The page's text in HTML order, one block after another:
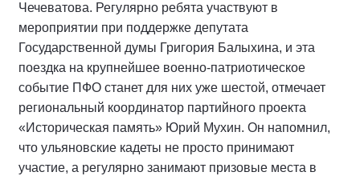
Чечеватова. Регулярно ребята участвуют в
мероприятии при поддержке депутата
Государственной думы Григория Балыхина, и эта
поездка на крупнейшее военно-патриотическое
событие ПФО станет для них уже шестой, отмечает
региональный координатор партийного проекта
«Историческая память» Юрий Мухин. Он напомнил,
что ульяновские кадеты не просто принимают
участие, а регулярно занимают призовые места в